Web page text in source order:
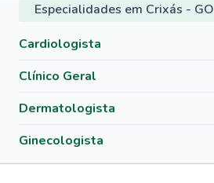
Especialidades em Crixás - GO
Cardiologista
Clínico Geral
Dermatologista
Ginecologista